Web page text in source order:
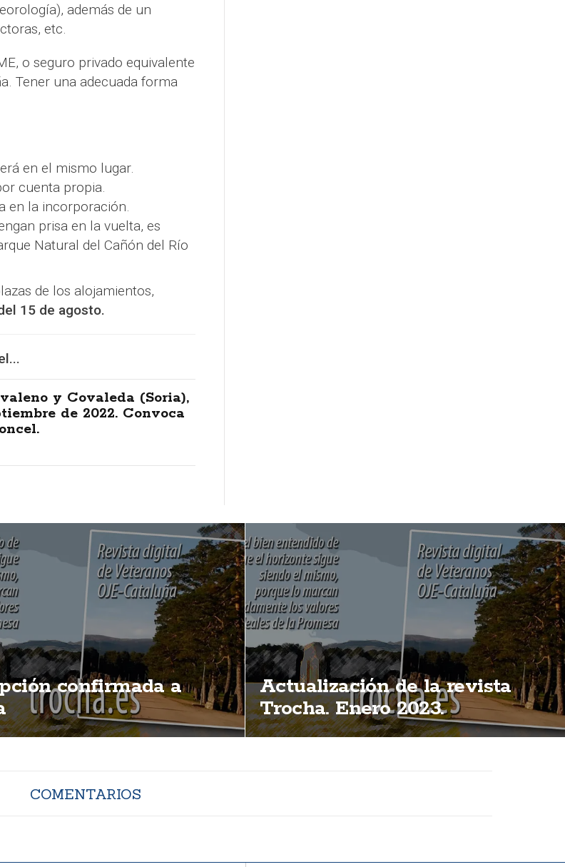
además de un
etc.
o seguro privado equivalente
Tener una adecuada forma
en el mismo lugar.
cuenta propia.
en la incorporación.
prisa en la vuelta, es
Natural del Cañón del Río
de los alojamientos,
15 de agosto.
y Covaleda (Soria),
de 2022. Convoca
confirmada a
Actualización de la revista
Trocha. Enero 2023.
COMENTARIOS